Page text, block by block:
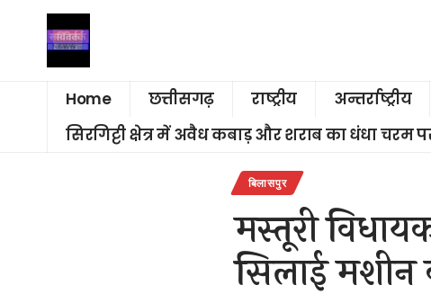
Home छत्तीसगढ़ राष्ट्रीय अन्तर्राष्ट्रीय
सिरगिट्टी क्षेत्र में अवैध कबाड़ और शराब का धंधा चरम
बिलासपुर
मस्तूरी
सिलाई मशीन